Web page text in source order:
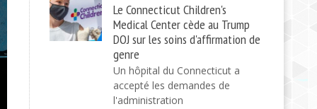
Le Connecticut Children's
Medical Center cède au Trump
DOJ sur les soins d'affirmation de
genre
Un hôpital du Connecticut a
accepté les demandes de
l'administration